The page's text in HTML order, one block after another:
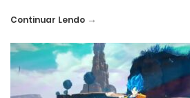
Continuar Lendo →